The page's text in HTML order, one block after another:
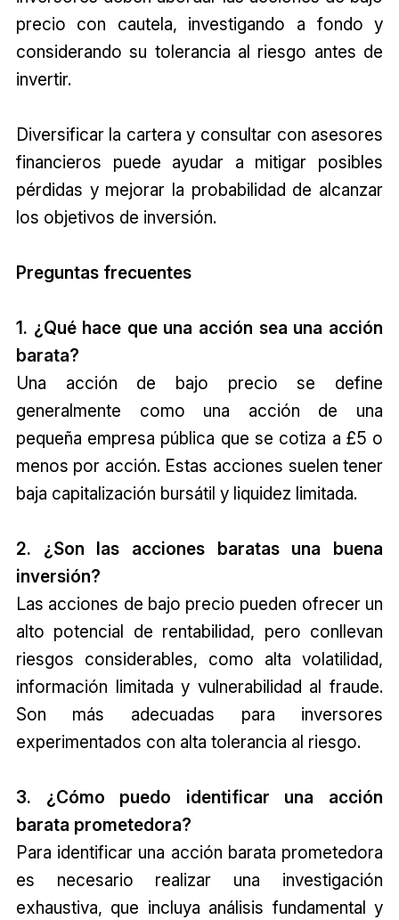
precio con cautela, investigando a fondo y
considerando su tolerancia al riesgo antes de
invertir.
Diversificar la cartera y consultar con asesores
financieros puede ayudar a mitigar posibles
pérdidas y mejorar la probabilidad de alcanzar
los objetivos de inversión.
Preguntas frecuentes
1. ¿Qué hace que una acción sea una acción
barata?
Una acción de bajo precio se define
generalmente como una acción de una
pequeña empresa pública que se cotiza a £5 o
menos por acción. Estas acciones suelen tener
baja capitalización bursátil y liquidez limitada.
2. ¿Son las acciones baratas una buena
inversión?
Las acciones de bajo precio pueden ofrecer un
alto potencial de rentabilidad, pero conllevan
riesgos considerables, como alta volatilidad,
información limitada y vulnerabilidad al fraude.
Son más adecuadas para inversores
experimentados con alta tolerancia al riesgo.
3. ¿Cómo puedo identificar una acción
barata prometedora?
Para identificar una acción barata prometedora
es necesario realizar una investigación
exhaustiva, que incluya análisis fundamental y